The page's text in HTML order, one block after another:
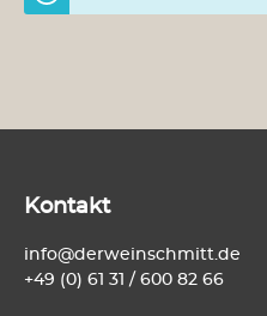
Kontakt
info@derweinschmitt.de
+49 (0) 61 31 / 600 82 66